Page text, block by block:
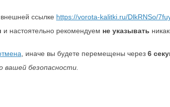
ссылке https://vorota-kalitki.ru/DlkRNSo/
и настоятельно рекомендуем не указывать
, иначе вы будете перемещены через 6
вашей безопасности.